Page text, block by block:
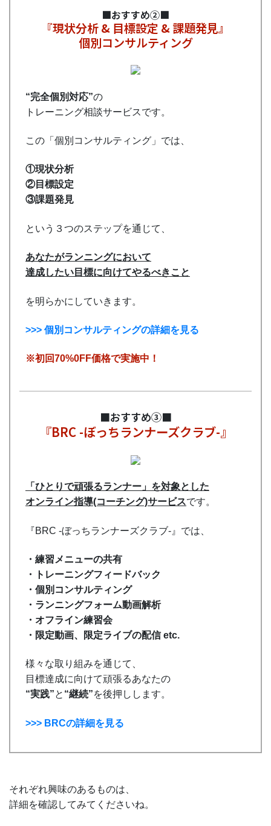
■おすすめ②■
『現状分析 & 目標設定 & 課題発見』
個別コンサルティング
“完全個別対応”の
トレーニング相談サービスです。
この「個別コンサルティング」では、
①現状分析
②目標設定
③課題発見
という３つのステップを通じて、
あなたがランニングにおいて
達成したい目標に向けてやるべきこと
を明らかにしていきます。
>>> 個別コンサルティングの詳細を見る
※初回70%0FF価格で実施中！
■おすすめ③■
『BRC -ぼっちランナーズクラブ-』
「ひとりで頑張るランナー」を対象とした
オンライン指導(コーチング)サービスです。
『BRC -ぼっちランナーズクラブ-』では、
・練習メニューの共有
・トレーニングフィードバック
・個別コンサルティング
・ランニングフォーム動画解析
・オフライン練習会
・限定動画、限定ライブの配信 etc.
様々な取り組みを通じて、
目標達成に向けて頑張るあなたの
“実践”と “継続”を後押しします。
>>> BRCの詳細を見る
それぞれ興味のあるものは、
詳細を確認してみてくださいね。